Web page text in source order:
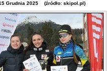
Grudnia 2025 (źródło: skipol.pl)